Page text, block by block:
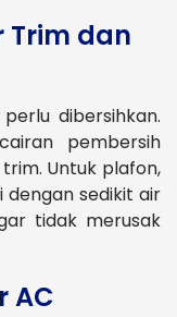
Trim dan
dibersihkan.
pembersih
Untuk plafon,
dengan sedikit air
tidak merusak
AC